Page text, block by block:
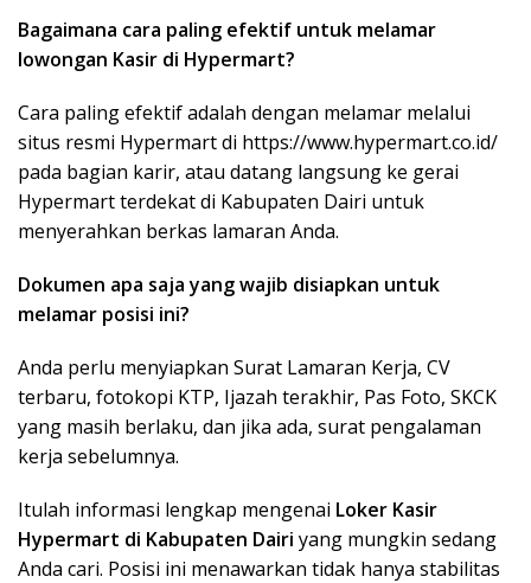
Bagaimana cara paling efektif untuk melamar
lowongan Kasir di Hypermart?
Cara paling efektif adalah dengan melamar melalui
situs resmi Hypermart di https://www.hypermart.co.id/
pada bagian karir, atau datang langsung ke gerai
Hypermart terdekat di Kabupaten Dairi untuk
menyerahkan berkas lamaran Anda.
Dokumen apa saja yang wajib disiapkan untuk
melamar posisi ini?
Anda perlu menyiapkan Surat Lamaran Kerja, CV
terbaru, fotokopi KTP, Ijazah terakhir, Pas Foto, SKCK
yang masih berlaku, dan jika ada, surat pengalaman
kerja sebelumnya.
Itulah informasi lengkap mengenai Loker Kasir
Hypermart di Kabupaten Dairi yang mungkin sedang
Anda cari. Posisi ini menawarkan tidak hanya stabilitas